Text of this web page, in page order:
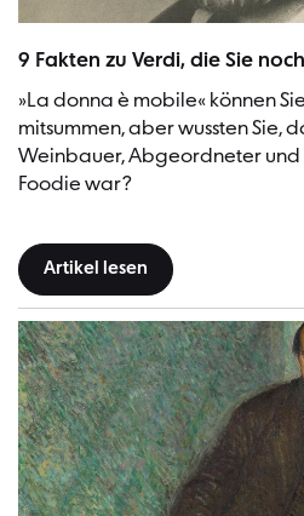
9 Fakten zu Verdi, die Sie
»La donna è mobile« können
mitsummen, aber wussten Sie,
Weinbauer, Abgeordneter
Foodie war?
Artikel lesen